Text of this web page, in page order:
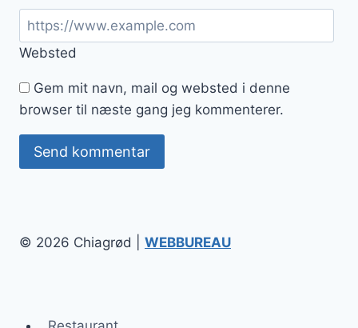
Websted
Gem mit navn, mail og websted i denne
browser til næste gang jeg kommenterer.
© 2026 Chiagrød | WEBBUREAU